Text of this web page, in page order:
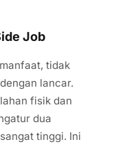
Job
tidak
lancar.
fisik dan
dua
tinggi. Ini